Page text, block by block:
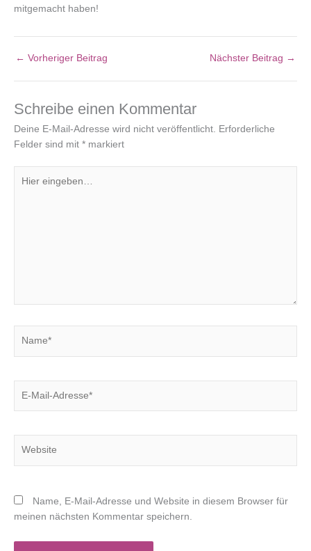
mitgemacht haben!
← Vorheriger Beitrag Nächster Beitrag →
Schreibe einen Kommentar
Deine E-Mail-Adresse wird nicht veröffentlicht. Erforderliche
Felder sind mit * markiert
eingeben…
Mail-
Name, E-Mail-Adresse und Website in diesem Browser für
meinen nächsten Kommentar speichern.